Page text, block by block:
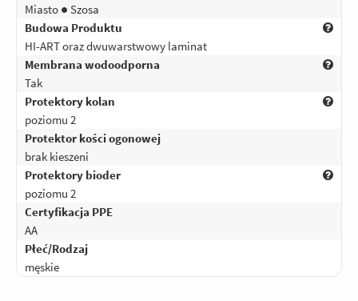
Miasto ● Szosa
Budowa Produktu
HI-ART oraz dwuwarstwowy laminat
Membrana wodoodporna
Tak
Protektory kolan
poziomu 2
Protektor kości ogonowej
brak kieszeni
Protektory bioder
poziomu 2
Certyfikacja PPE
AA
Płeć/Rodzaj
męskie